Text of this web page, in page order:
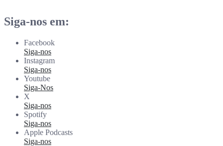
Siga-nos em:
Facebook
Siga-nos
Instagram
Siga-nos
Youtube
Siga-Nos
X
Siga-nos
Spotify
Siga-nos
Apple Podcasts
Siga-nos